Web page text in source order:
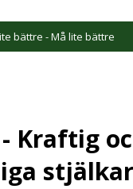
bättre - Må lite bättre
Kraftig
stjälkar